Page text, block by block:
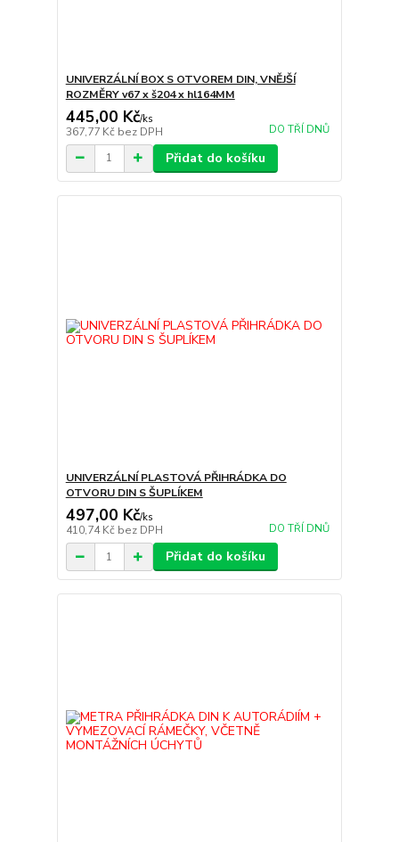
UNIVERZÁLNÍ BOX S OTVOREM DIN, VNĚJŠÍ
ROZMĚRY v67 x š204 x hl164MM
445,00 Kč/ks
367,77 Kč bez DPH DO TŘÍ DNŮ
Přidat do košíku
UNIVERZÁLNÍ PLASTOVÁ PŘIHRÁDKA DO
OTVORU DIN S ŠUPLÍKEM
497,00 Kč/ks
410,74 Kč bez DPH DO TŘÍ DNŮ
Přidat do košíku